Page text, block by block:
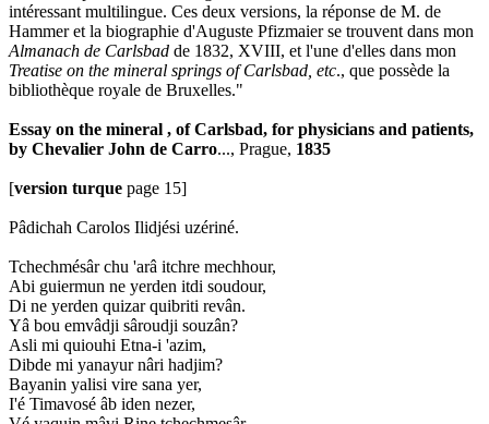
intéressant multilingue. Ces deux versions, la réponse de M. de
Hammer et la biographie d'Auguste Pfizmaier se trouvent dans mon
Almanach de Carlsbad de 1832, XVIII, et l'une d'elles dans mon
Treatise on the mineral springs of Carlsbad, etc., que possède la
bibliothèque royale de Bruxelles."
Essay on the mineral , of Carlsbad, for physicians and patients,
by Chevalier John de Carro..., Prague, 1835
[version turque page 15]
Pâdichah Carolos Ilidjési uzériné.
Tchechmésâr chu 'arâ itchre mechhour,
Abi guiermun ne yerden itdi soudour,
Di ne yerden quizar quibriti revân.
Yâ bou emvâdji sâroudji souzân?
Asli mi quiouhi Etna-i 'azim,
Dibde mi yanayur nâri hadjim?
Bayanin yalisi vire sana yer,
I'é Timavosé âb iden nezer,